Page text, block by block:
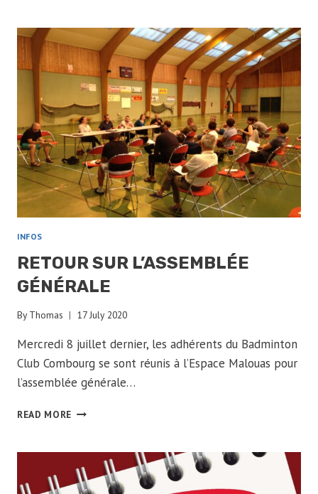
INFOS
RETOUR SUR L’ASSEMBLÉE
GÉNÉRALE
By Thomas 17 July 2020
Mercredi 8 juillet dernier, les adhérents du Badminton
Club Combourg se sont réunis à l’Espace Malouas pour
l’assemblée générale…
READ MORE RETOUR
GÉNÉRALE